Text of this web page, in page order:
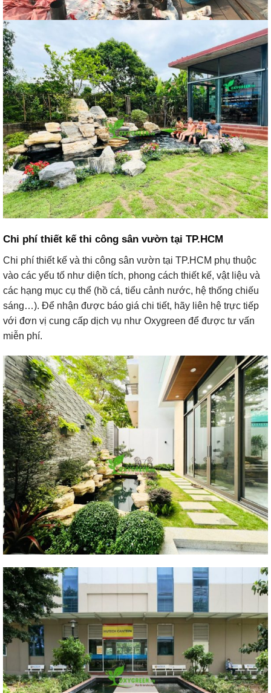
Chi phí thiết kế thi công sân vườn tại TP.HCM
Chi phí thiết kế và thi công sân vườn tại TP.HCM phụ thuộc
vào các yếu tố như diện tích, phong cách thiết kế, vật liệu và
các hạng mục cụ thể (hồ cá, tiểu cảnh nước, hệ thống chiếu
sáng…). Để nhận được báo giá chi tiết, hãy liên hệ trực tiếp
với đơn vị cung cấp dịch vụ như Oxygreen để được tư vấn
miễn phí.